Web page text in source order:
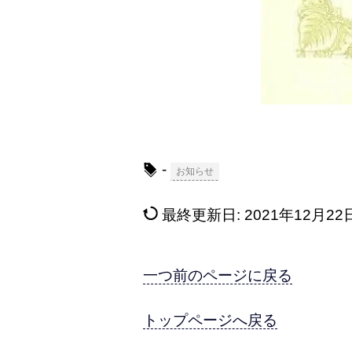
- お知らせ
最終更新日: 2021年12月22
一つ前のページに戻る
トップページへ戻る